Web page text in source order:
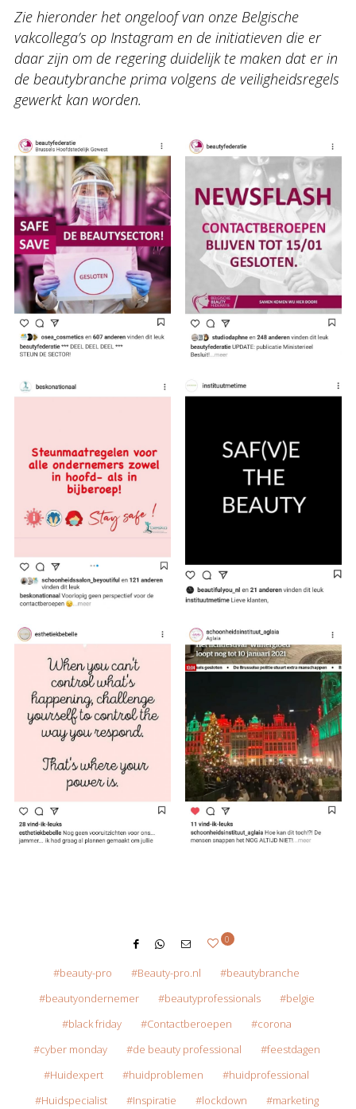
Zie hieronder het ongeloof van onze Belgische
vakcollega’s op Instagram en de initiatieven die er
daar zijn om de regering duidelijk te maken dat er in
de beautybranche prima volgens de veiligheidsregels
gewerkt kan worden.
0
beauty-pro Beauty-pro.nl
beautybranche
beautyondernemer
beautyprofessionals
belgie
black friday
Contactberoepen
corona
cyber monday
de beauty professional
feestdagen
Huidexpert
huidproblemen
huidprofessional
Huidspecialist
Inspiratie lockdown
marketing